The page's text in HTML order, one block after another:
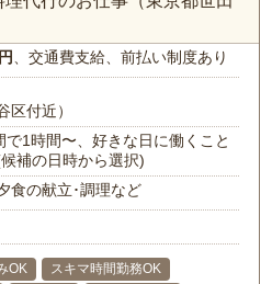
、交通費支給、前払い制度あり
区付近）
で1時間〜、好きな日に働くこと
補の日時から選択)
食の献立･調理など
OK
スキマ時間勤務OK